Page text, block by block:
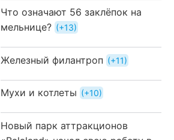
Что означают 56 заклёпок на
мельнице?
+13
Железный филантроп +11
Мухи и котлеты +10
Новый парк аттракционов